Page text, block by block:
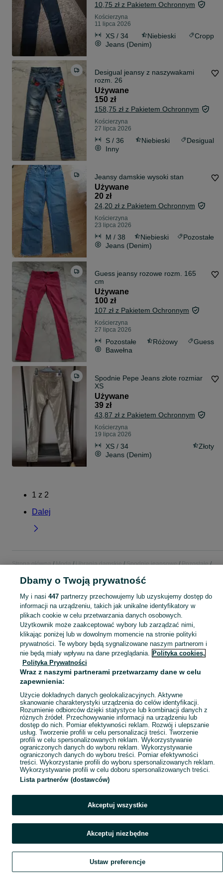
10,75 zł z Pakietem Ochronnym
Kościerzyna
11 lipca 2026
XS / 34 Niebieski
Cropp
Jeans (Denim)
Desigual jeansy z naszywakami
rozm. 26
Używane
150 zł
158,75 zł z Pakietem Ochronnym
Kościerzyna
27 lipca 2026
S / 36 Niebieski
Desigual
Inny
Jeansy damskie wysoki stan
Używane
20 zł
24,20 zł z Pakietem Ochronnym
Kościerzyna
23 lipca 2026
M / 38 Niebieski
Pozostałe
Jeans (Denim)
Guess jeansy rozowe rozm. 165
cm
Używane
100 zł
107 zł z Pakietem Ochronnym
Kościerzyna
27 lipca 2026
Pozostałe Różowy
Guess
Bawełna
Spodnie Pepe Jeans złote rozmiar
XS
Używane
39 zł
43,87 zł z Pakietem Ochronnym
Kościerzyna
19 lipca 2026
XS / 34
Złoty
Jeans (Denim)
1 z 2
Dalej
Strona główna Moda Ubrania damskie Spodnie jeansowe
Pozostałe
KATEGORIA
Sprzedaż pozostałych spodni jeansowych damskich Kościerzyna ▶️ różne fasony ✅ Nowe i używane w atrakcyjnych cenach ✌ Znajdź ogłoszenia na OLX.pl! Zobacz
Mapa kategorii
Mapa miejscowości
Mapa ministron
Szukaj Obserwujesz Dodaj Czat Konto
Dbamy o Twoją prywatność
My i nasi 447partnerzy przechowujemy lub uzyskujemy dostęp do
informacji na urządzeniu, takich jak unikalne identyfikatory w
plikach cookie w celu przetwarzania danych osobowych.
Użytkownik może zaakceptować wybory lub zarządzać nimi,
klikając poniżej lub w dowolnym momencie na stronie polityki
prywatności. Te wybory będą sygnalizowane naszym partnerom i
nie będą miały wpływu na dane przeglądania. Polityka cookies,
Polityka Prywatności
Wraz z naszymi partnerami przetwarzamy dane w celu
zapewnienia:
Użycie dokładnych danych geolokalizacyjnych. Aktywne
skanowanie charakterystyki urządzenia do celów identyfikacji.
Rozumienie odbiorców dzięki statystyce lub kombinacji danych z
różnych źródeł. Przechowywanie informacji na urządzeniu lub
dostęp do nich. Pomiar efektywności reklam. Rozwój i ulepszanie
usług. Tworzenie profili w celu personalizacji treści. Tworzenie
profili w celu spersonalizowanych reklam. Wykorzystywanie
ograniczonych danych do wyboru reklam. Wykorzystywanie
ograniczonych danych do wyboru treści. Pomiar efektywności
treści. Wykorzystanie profili do wyboru spersonalizowanych reklam.
Wykorzystywanie profili w celu doboru spersonalizowanych treści.
Lista partnerów (dostawców)
Akceptuj wszystkie
Akceptuj niezbędne
Ustaw preferencje